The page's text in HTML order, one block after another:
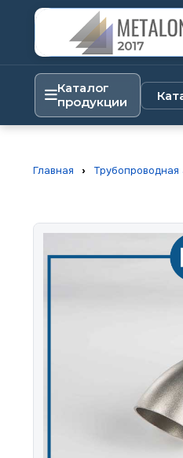
Каталог
продукции
Главная › Трубопроводная